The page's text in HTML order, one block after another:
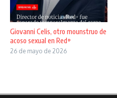
Giovanni Celis, otro mounstruo de
acoso sexual en Red+
26 de mayo de 2026